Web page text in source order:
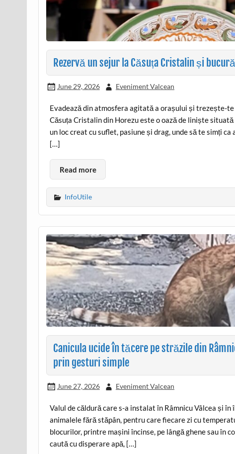
Rezervă un sejur la Căsuța Cristalin și
June 29, 2026 Eveniment Valcean
Evadează din atmosfera agitată a orașului și trezește-
Căsuța Cristalin din Horezu este o oază de liniște
un loc creat cu suflet, pasiune și drag, unde să te simți
[…]
Read more
InfoUtile
Canicula ucide în tăcere pe străzile din
prin gesturi simple
June 27, 2026 Eveniment Valcean
Valul de căldură care s-a instalat în Râmnicu Vâlcea și
animalele fără stăpân, pentru care fiecare zi cu
blocurilor, printre mașini încinse, pe lângă ghene sau în
caută cu disperare apă, […]